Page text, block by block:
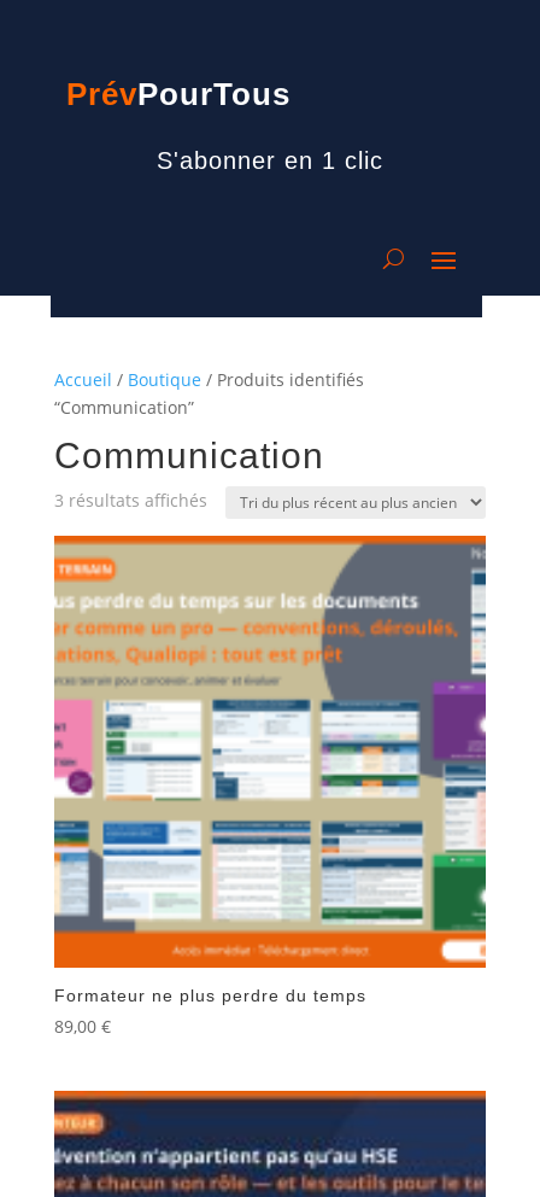
PrévPourTous
S'abonner en 1 clic
Accueil / Boutique / Produits identifiés
“Communication”
Communication
3 résultats affichésTrié
au
plus
ancien
Formateur ne plus perdre du temps
89,00 €